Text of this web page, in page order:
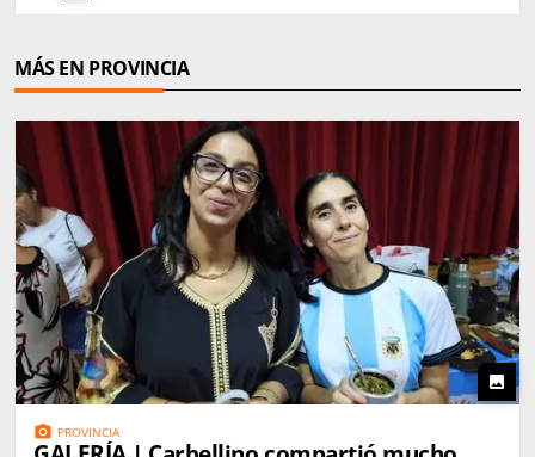
MÁS EN PROVINCIA
photo
photo_camera PROVINCIA